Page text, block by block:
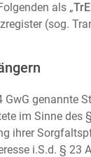
als „
(sog.
genannte
im Sinne des
ihrer
i.S.d. § 23